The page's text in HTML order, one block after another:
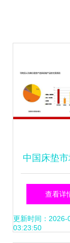
中国床垫
及分
查看详
更新时间：2026-
03:23:50